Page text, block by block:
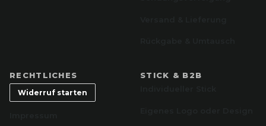
RECHTLICHES
Widerruf starten
STICK & B2B